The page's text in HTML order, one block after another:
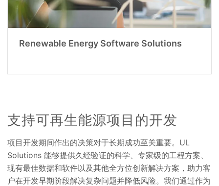
Renewable Energy Software Solutions
支持可再生能源项目的开发
项目开发期间作出的决策对于长期成功至关重要。UL
Solutions 能够提供久经验证的科学、专家级的工程方案、
现有最佳数据和软件以及其他全方位创新解决方案，助力客
户在开发早期阶段解决复杂问题并降低风险。我们通过作为